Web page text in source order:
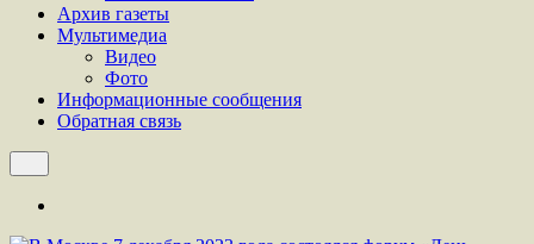
Архив газеты
Мультимедиа
Видео
Фото
Информационные сообщения
Обратная связь